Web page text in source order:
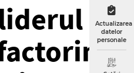
Actualizarea
datelor
personale